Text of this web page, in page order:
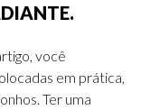
você
em prática,
Ter uma